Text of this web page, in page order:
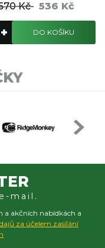
Kč 536 Kč
DO KOŠÍKU
mail.
a akčních nabídkách a
za účelem zasílání